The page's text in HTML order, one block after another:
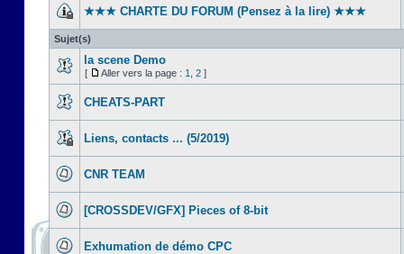
★★★ CHARTE DU FORUM (Pensez à la lire) ★★★
Sujet(s)
la scene Demo
[ Aller vers la page : 1 2 ]
CHEATS-PART
Liens, contacts ... (5/2019)
CNR TEAM
[CROSSDEV/GFX] Pieces of 8-bit
Exhumation de démo CPC